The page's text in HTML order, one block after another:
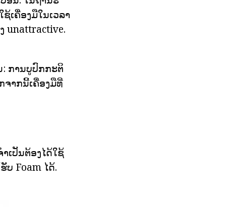
ເຄື່ອງມືໃນເວລາ
unattractive.
ການບູປົກກະຕິ
າກນີ້ເຄື່ອງມືທີ່
ເປັນຕ້ອງໄດ້ໃຊ້
ບ Foam ໄດ້.